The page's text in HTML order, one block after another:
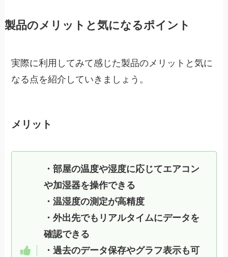
製品のメリットと気になるポイント
実際に利用してみて感じた製品のメリットと気に
なる点を紹介していきましょう。
メリット
・部屋の温度や湿度に応じてエアコン
や加湿器を操作できる
・温湿度の測定が高精度
・外出先でもリアルタイムにデータを
確認できる
・過去のデータ保存やグラフ表示も可